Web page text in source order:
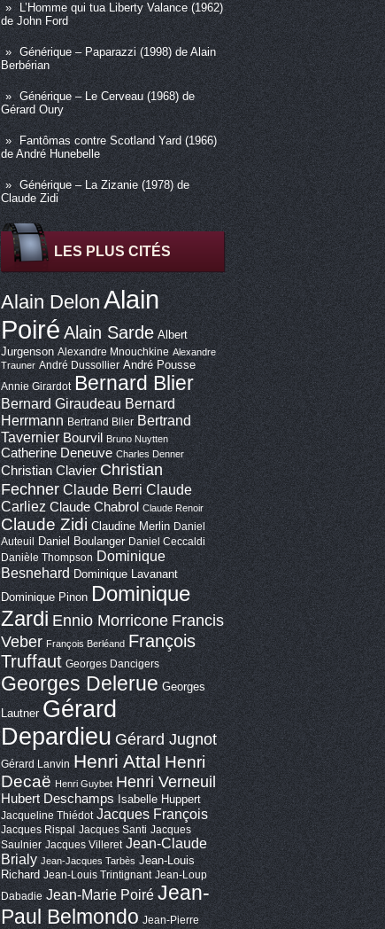
L’Homme qui tua Liberty Valance (1962)
de John Ford
Générique – Paparazzi (1998) de Alain
Berbérian
Générique – Le Cerveau (1968) de
Gérard Oury
Fantômas contre Scotland Yard (1966)
de André Hunebelle
Générique – La Zizanie (1978) de
Claude Zidi
LES PLUS CITÉS
Alain DelonAlain
Poiré Alain Sarde Albert
Jurgenson Alexandre Mnouchkine Alexandre
Trauner André Dussollier André Pousse
Annie Girardot Bernard Blier
Bernard Giraudeau Bernard
Herrmann Bertrand Blier Bertrand
Tavernier Bourvil Bruno Nuytten
Catherine Deneuve Charles Denner
Christian Clavier Christian
Fechner Claude Berri Claude
Carliez Claude Chabrol Claude Renoir
Claude Zidi Claudine Merlin Daniel
Auteuil
Daniel Boulanger Daniel Ceccaldi
Danièle Thompson Dominique
Besnehard Dominique Lavanant
Dominique Pinon Dominique
Zardi Ennio Morricone Francis
Veber François Berléand François
Truffaut Georges Dancigers
Georges Delerue Georges
Lautner Gérard
Depardieu Gérard Jugnot
Gérard Lanvin Henri Attal Henri
Decaë Henri Guybet Henri Verneuil
Hubert Deschamps Isabelle Huppert
Jacqueline Thiédot Jacques François
Jacques Rispal Jacques Santi Jacques
Saulnier Jacques Villeret Jean-Claude
Brialy Jean-Jacques Tarbès Jean-Louis
Richard Jean-Louis Trintignant Jean-Loup
Dabadie Jean-Marie Poiré Jean-
Paul Belmondo Jean-Pierre